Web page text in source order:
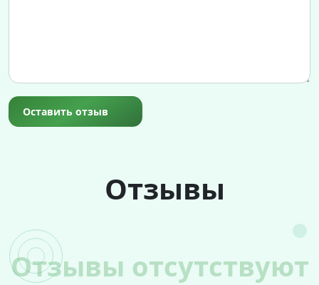
Оставить отзыв
Отзывы
Отзывы отсутствуют